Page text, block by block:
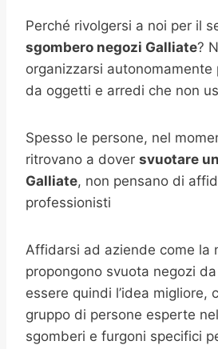
Perché rivolgersi a noi per il
sgombero negozi Galliate?
organizzarsi
da oggetti e arredi che non
Spesso le persone, nel
ritrovano a dover svuotare
Galliate, non pensano di
professionisti
Affidarsi ad aziende come la
propongono svuota negozi da
essere quindi l’idea migliore,
gruppo di persone esperte
sgomberi e furgoni specifici